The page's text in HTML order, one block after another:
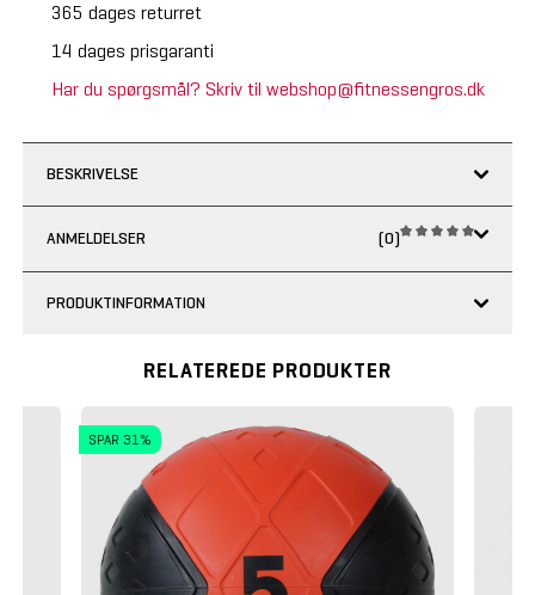
365 dages returret
14 dages prisgaranti
Har du spørgsmål? Skriv til webshop@fitnessengros.dk
BESKRIVELSE
ANMELDELSER (0)
PRODUKTINFORMATION
RELATEREDE PRODUKTER
SPAR 31%